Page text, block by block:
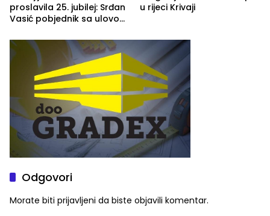
proslavila 25. jubilej: Srđan
Vasić pobjednik sa ulovom
u rijeci Krivaji
Odgovori
Morate biti prijavljeni da biste objavili komentar.